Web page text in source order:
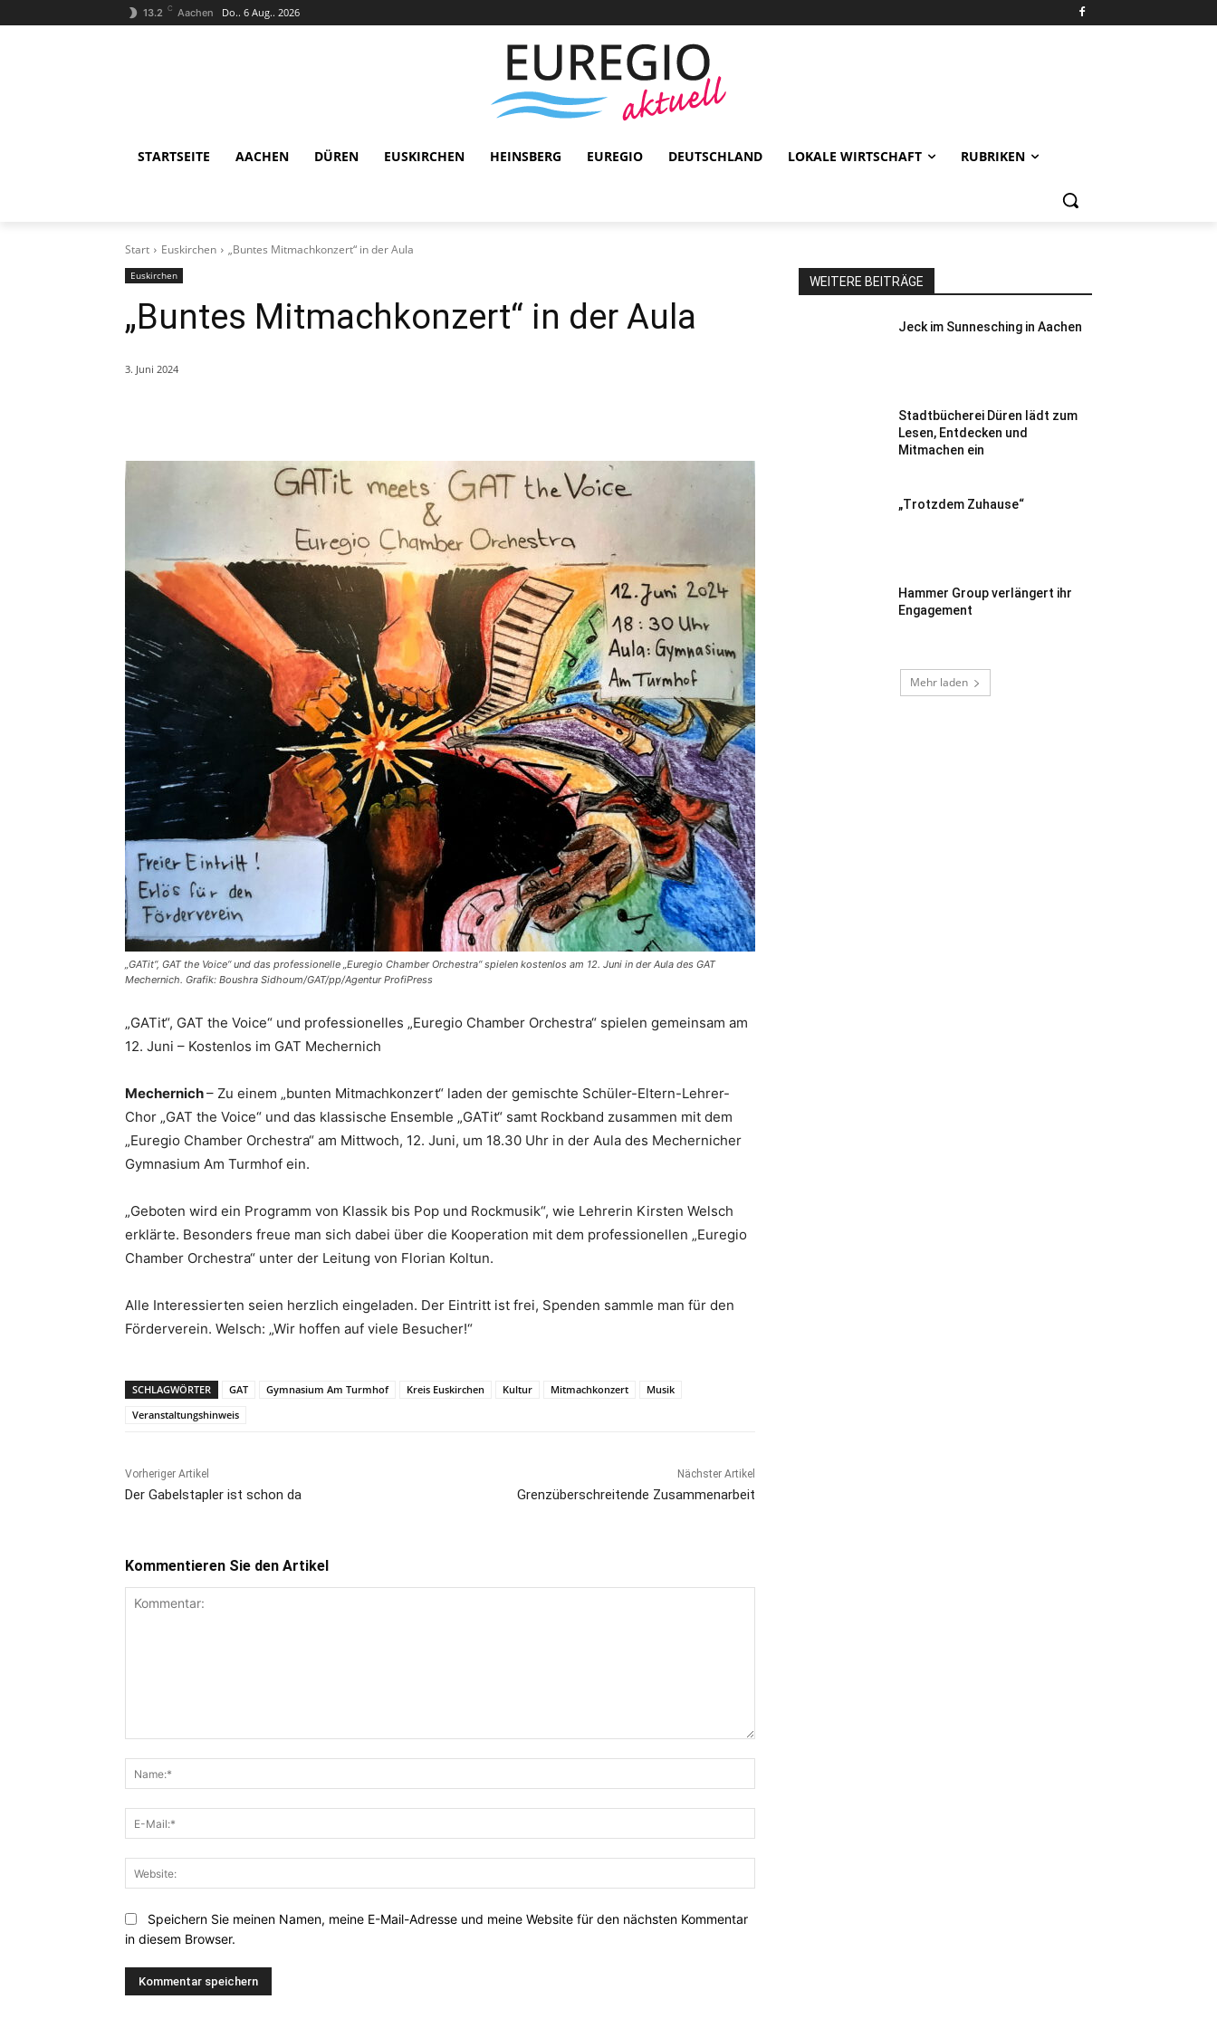
13.2 C Aachen Do.. 6 Aug.. 2026
STARTSEITE AACHEN DÜREN EUSKIRCHEN HEINSBERG EUREGIO DEUTSCHLAND LOKALE WIRTSCHAFT RUBRIKEN
Start Euskirchen „Buntes Mitmachkonzert“ in der Aula
Euskirchen
„Buntes Mitmachkonzert“ in der Aula
3. Juni 2024
„GATit“, GAT the Voice“ und das professionelle „Euregio Chamber Orchestra“ spielen kostenlos am 12. Juni in der Aula des GAT
Mechernich. Grafik: Boushra Sidhoum/GAT/pp/Agentur ProfiPress
„GATit“, GAT the Voice“ und professionelles „Euregio Chamber Orchestra“ spielen gemeinsam am
12. Juni – Kostenlos im GAT Mechernich
Mechernich– Zu einem „bunten Mitmachkonzert“ laden der gemischte Schüler-Eltern-Lehrer-
Chor „GAT the Voice“ und das klassische Ensemble „GATit“ samt Rockband zusammen mit dem
„Euregio Chamber Orchestra“ am Mittwoch, 12. Juni, um 18.30 Uhr in der Aula des Mechernicher
Gymnasium Am Turmhof ein.
„Geboten wird ein Programm von Klassik bis Pop und Rockmusik“, wie Lehrerin Kirsten Welsch
erklärte. Besonders freue man sich dabei über die Kooperation mit dem professionellen „Euregio
Chamber Orchestra“ unter der Leitung von Florian Koltun.
Alle Interessierten seien herzlich eingeladen. Der Eintritt ist frei, Spenden sammle man für den
Förderverein. Welsch: „Wir hoffen auf viele Besucher!“
SCHLAGWÖRTER GAT Gymnasium Am Turmhof Kreis Euskirchen Kultur Mitmachkonzert
Musik
Veranstaltungshinweis
Vorheriger Artikel
Der Gabelstapler ist schon da
Nächster Artikel
Grenzüberschreitende Zusammenarbeit
Kommentieren Sie den Artikel
Mail:*
Speichern Sie meinen Namen, meine E-Mail-Adresse und meine Website für den nächsten Kommentar
in diesem Browser.
WEITERE BEITRÄGE
Jeck im Sunnesching in Aachen
Stadtbücherei Düren lädt zum
Lesen, Entdecken und
Mitmachen ein
„Trotzdem Zuhause“
Hammer Group verlängert ihr
Engagement
Mehr laden